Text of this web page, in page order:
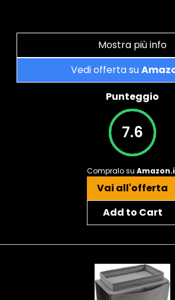
Mostra più info
Vedi offerta su
Punteggio
7.6
Compralo su
Vai all'offerta
Add to Cart